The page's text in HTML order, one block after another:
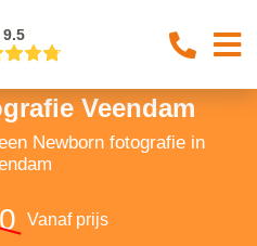
9.5
Veendam
Newborn fotografie in
Vanaf prijs